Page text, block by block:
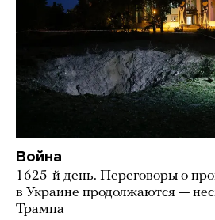
Война
1625-й день. Переговоры о
в Украине продолжаются —
Трампа